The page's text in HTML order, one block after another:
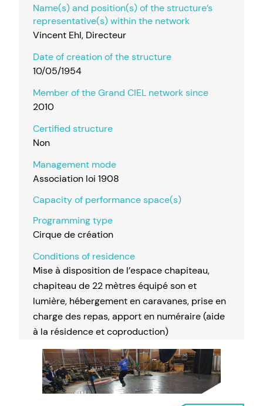
Name(s) and position(s) of the structure’s
representative(s) within the network
Vincent Ehl, Directeur
Date of creation of the structure
10/05/1954
Member of the Grand CIEL network since
2010
Certified structure
Non
Management mode
Association loi 1908
Capacity of performance space(s)
Programming type
Cirque de création
Conditions of residence
Mise à disposition de l’espace chapiteau,
chapiteau de 22 mètres équipé son et
lumière, hébergement en caravanes, prise en
charge des repas, apport en numéraire (aide
à la résidence et coproduction)